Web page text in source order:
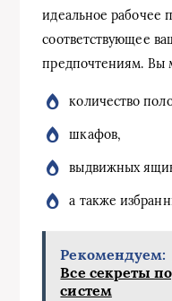
идеальное рабочее
соответствующее
предпочтениям. Вы
количество
шкафов,
выдвижных
а также
Рекомендуем:
Все секреты
систем